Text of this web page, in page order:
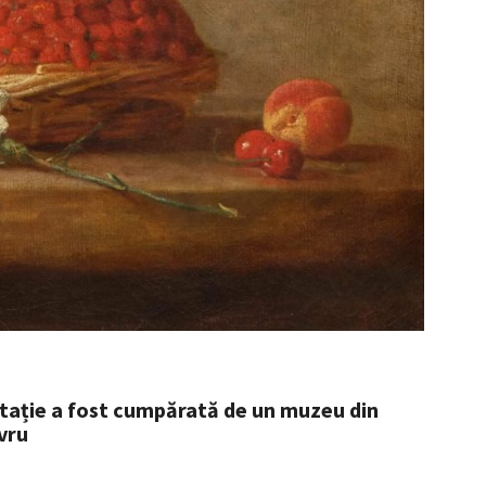
a fost cumpărată de un muzeu din